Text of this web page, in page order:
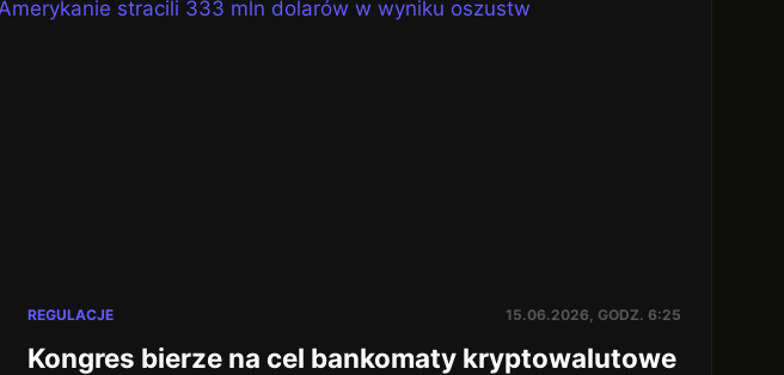
REGULACJE 15.06.2026, GODZ. 6:25
Kongres bierze na cel bankomaty kryptowalutowe